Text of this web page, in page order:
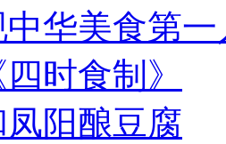
华美食第
时食制》
阳酿豆腐